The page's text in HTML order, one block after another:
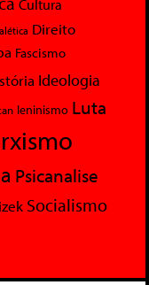
Cultura
Direito
Fascismo
Ideologia
leninismo Luta
Psicanalise
Socialismo